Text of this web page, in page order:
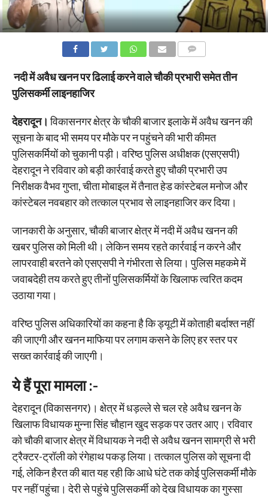
नदी में अवैध खनन पर ढिलाई करने वाले चौकी प्रभारी समेत तीन
पुलिसकर्मी लाइनहाजिर
देहरादून। विकासनगर क्षेत्र के चौकी बाजार इलाके में अवैध खनन की
सूचना के बाद भी समय पर मौके पर न पहुंचने की भारी कीमत
पुलिसकर्मियों को चुकानी पड़ी। वरिष्ठ पुलिस अधीक्षक (एसएसपी)
देहरादून ने रविवार को बड़ी कार्रवाई करते हुए चौकी प्रभारी उप
निरीक्षक वैभव गुप्ता, चीता मोबाइल में तैनात हेड कांस्टेबल मनोज और
कांस्टेबल नवबहार को तत्काल प्रभाव से लाइनहाजिर कर दिया।
जानकारी के अनुसार, चौकी बाजार क्षेत्र में नदी में अवैध खनन की
खबर पुलिस को मिली थी। लेकिन समय रहते कार्रवाई न करने और
लापरवाही बरतने को एसएसपी ने गंभीरता से लिया। पुलिस महकमे में
जवाबदेही तय करते हुए तीनों पुलिसकर्मियों के खिलाफ त्वरित कदम
उठाया गया।
वरिष्ठ पुलिस अधिकारियों का कहना है कि ड्यूटी में कोताही बर्दाश्त नहीं
की जाएगी और खनन माफिया पर लगाम कसने के लिए हर स्तर पर
सख्त कार्रवाई की जाएगी।
ये हैं पूरा मामला :-
देहरादून (विकासनगर)। क्षेत्र में धड़ल्ले से चल रहे अवैध खनन के
खिलाफ विधायक मुन्ना सिंह चौहान खुद सड़क पर उतर आए। रविवार
को चौकी बाजार क्षेत्र में विधायक ने नदी से अवैध खनन सामग्री से भरी
ट्रैक्टर-ट्रॉली को रंगेहाथ पकड़ लिया। तत्काल पुलिस को सूचना दी
गई, लेकिन हैरत की बात यह रही कि आधे घंटे तक कोई पुलिसकर्मी मौके
पर नहीं पहुंचा। देरी से पहुंचे पुलिसकर्मी को देख विधायक का गुस्सा